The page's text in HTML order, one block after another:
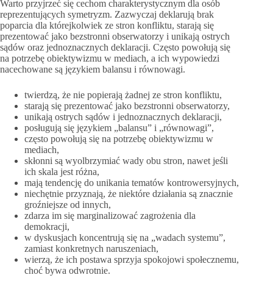
Warto przyjrzeć się cechom charakterystycznym dla osób
reprezentujących symetryzm. Zazwyczaj deklarują brak
poparcia dla którejkolwiek ze stron konfliktu, starają się
prezentować jako bezstronni obserwatorzy i unikają ostrych
sądów oraz jednoznacznych deklaracji. Często powołują się
na potrzebę obiektywizmu w mediach, a ich wypowiedzi
nacechowane są językiem balansu i równowagi.
twierdzą, że nie popierają żadnej ze stron konfliktu,
starają się prezentować jako bezstronni obserwatorzy,
unikają ostrych sądów i jednoznacznych deklaracji,
posługują się językiem „balansu” i „równowagi”,
często powołują się na potrzebę obiektywizmu w
mediach,
skłonni są wyolbrzymiać wady obu stron, nawet jeśli
ich skala jest różna,
mają tendencję do unikania tematów kontrowersyjnych,
niechętnie przyznają, że niektóre działania są znacznie
groźniejsze od innych,
zdarza im się marginalizować zagrożenia dla
demokracji,
w dyskusjach koncentrują się na „wadach systemu”,
zamiast konkretnych naruszeniach,
wierzą, że ich postawa sprzyja spokojowi społecznemu,
choć bywa odwrotnie.